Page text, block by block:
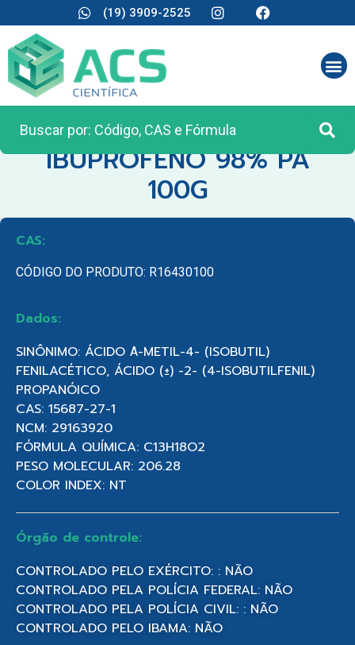
(19) 3909-2525
CATEGORIA:REAGENTES ANALÍTICOS
IBUPROFENO 98% PA
100G
CAS:
CÓDIGO DO PRODUTO: R16430100
Dados:
SINÔNIMO: ÁCIDO Α-METIL-4- (ISOBUTIL)
FENILACÉTICO, ÁCIDO (±) -2- (4-ISOBUTILFENIL)
PROPANÓICO
CAS: 15687-27-1
NCM: 29163920
FÓRMULA QUÍMICA: C13H18O2
PESO MOLECULAR: 206.28
COLOR INDEX: NT
Órgão de controle:
CONTROLADO PELO EXÉRCITO: : NÃO
CONTROLADO PELA POLÍCIA FEDERAL: NÃO
CONTROLADO PELA POLÍCIA CIVIL: : NÃO
CONTROLADO PELO IBAMA: NÃO